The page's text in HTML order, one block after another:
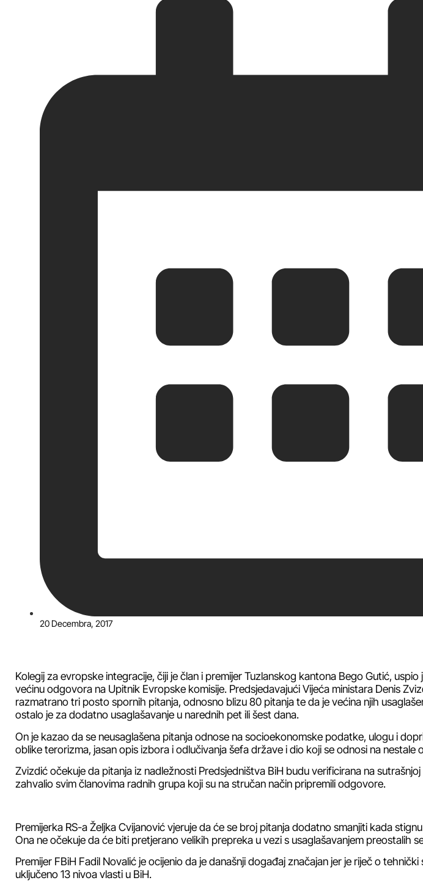
20 Decembra, 2017
Kolegij za evropske integracije, čiji je član i premijer Tuzlanskog kantona Bego Gutić, uspio
većinu odgovora na Upitnik Evropske komisije. Predsjedavajući Vijeća ministara Denis
razmatrano tri posto spornih pitanja, odnosno blizu 80 pitanja te da je većina njih
ostalo je za dodatno usaglašavanje u narednih pet ili šest dana.
On je kazao da se neusaglašena pitanja odnose na socioekonomske podatke, ulogu i
oblike terorizma, jasan opis izbora i odlučivanja šefa države i dio koji se odnosi na nestale
Zvizdić očekuje da pitanja iz nadležnosti Predsjedništva BiH budu verificirana na
zahvalio svim članovima radnih grupa koji su na stručan način pripremili odgovore.
Premijerka RS-a Željka Cvijanović vjeruje da će se broj pitanja dodatno smanjiti kada
Ona ne očekuje da će biti pretjerano velikih prepreka u vezi s usaglašavanjem preostalih
Premijer FBiH Fadil Novalić je ocijenio da je današnji događaj značajan jer je riječ o
uključeno 13 nivoa vlasti u BiH.